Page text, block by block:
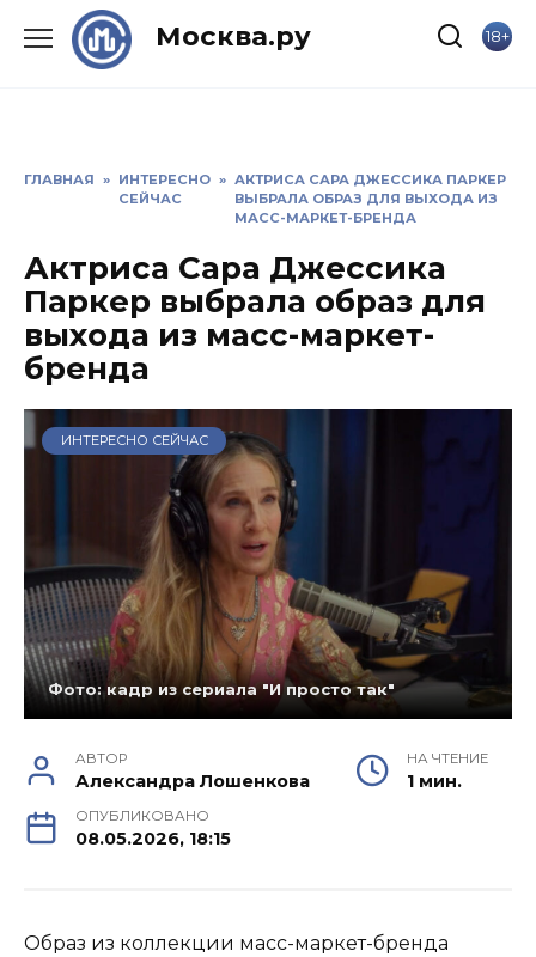
Москва.ру 18+
ГЛАВНАЯ » ИНТЕРЕСНО
СЕЙЧАС
» АКТРИСА САРА ДЖЕССИКА ПАРКЕР
ВЫБРАЛА ОБРАЗ ДЛЯ ВЫХОДА ИЗ
МАСС-МАРКЕТ-БРЕНДА
Актриса Сара Джессика
Паркер выбрала образ для
выхода из масс-маркет-
бренда
ИНТЕРЕСНО СЕЙЧАС
Фото: кадр из сериала "И просто так"
АВТОР
Александра Лошенкова
НА ЧТЕНИЕ
1 мин.
ОПУБЛИКОВАНО
08.05.2026, 18:15
Образ из коллекции масс-маркет-бренда